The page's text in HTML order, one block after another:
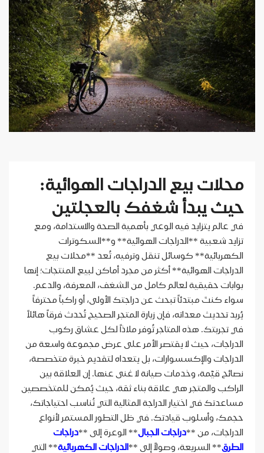
محلات بيع الدراجات الهوائية:
حيث يبدأ شغفك بالعجلتين
في عالم يتزايد فيه الوعي بأهمية الصحة والاستدامة، ومع
تزايد شعبية **الدراجات الهوائية** و**السكوترات
الكهربائية** كوسائل تنقل وترفيه، تُعد **محلات بيع
الدراجات الهوائية** أكثر من مجرد أماكن لبيع المنتجات؛ إنها
بوابات حقيقية لعالم كامل من الشغف، المعرفة، والدعم.
سواء كنتَ مبتدئاً تبحث عن دراجتك الأولى، أو راكباً محترفاً
يُريد تحديث معداته، فإن زيارة المتجر الصحيح تُحدث فرقاً هائلاً
في تجربتك. هذه المتاجر تُوفر ملاذاً لكل عشاق ركوب
الدراجات، حيث لا يقتصر الأمر على عرض مجموعة واسعة من
الدراجات والإكسسوارات، بل يتعداه لتقديم خبرة متخصصة،
نصائح قيّمة، وخدمات صيانة لا غنى عنها. إن العلاقة بين
الراكب والمتجر هي علاقة بناء ثقة، حيث يُمكن للمتخصصين
مساعدتك في اختيار الدراجة المثالية التي تُناسب احتياجاتك،
حجمك، وأسلوب قيادتك. في ظل التطور المستمر لأنواع
الدراجات، من **دراجات الجبال** الوعرة إلى **دراجات
الطرق** السريعة، وصولاً إلى **الدراجات الكهربائية** التي